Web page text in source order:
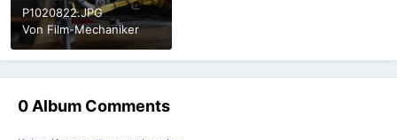
P1020822.JPG
Von Film-Mechaniker
0 Album Comments